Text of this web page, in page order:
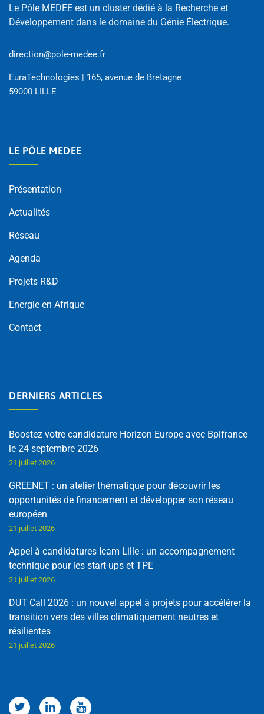
Le Pôle MEDEE est un cluster dédié à la Recherche et
Développement dans le domaine du Génie Électrique.
direction@pole-medee.fr
EuraTechnologies | 165, avenue de Bretagne
59000 LILLE
LE PÔLE MEDEE
Présentation
Actualités
Réseau
Agenda
Projets R&D
Energie en Afrique
Contact
DERNIERS ARTICLES
Boostez votre candidature Horizon Europe avec Bpifrance
le 24 septembre 2026
21 juillet 2026
GREENET : un atelier thématique pour découvrir les
opportunités de financement et développer son réseau
européen
21 juillet 2026
Appel à candidatures Icam Lille : un accompagnement
technique pour les start-ups et TPE
21 juillet 2026
DUT Call 2026 : un nouvel appel à projets pour accélérer la
transition vers des villes climatiquement neutres et
résilientes
21 juillet 2026